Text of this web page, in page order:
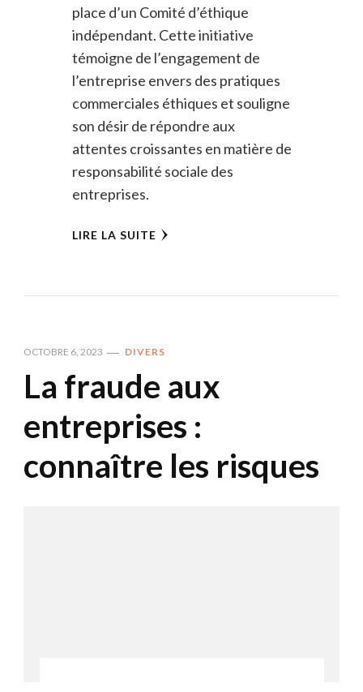
place d’un Comité d’éthique
indépendant. Cette initiative
témoigne de l’engagement de
l’entreprise envers des pratiques
commerciales éthiques et souligne
son désir de répondre aux
attentes croissantes en matière de
responsabilité sociale des
entreprises.
LIRE LA SUITE
OCTOBRE 6, 2023 DIVERS
La fraude aux
entreprises :
connaître les risques